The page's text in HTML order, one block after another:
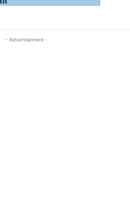
- Advertisement -